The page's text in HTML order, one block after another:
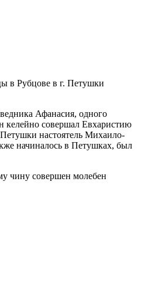
в Рубцове в г. Петушки
Афанасия, одного
келейно совершал Евхаристию
настоятель Михаило-
начиналось в Петушках, был
чину совершен молебен